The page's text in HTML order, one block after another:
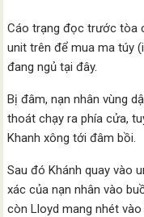
Cáo trạng đọc trước tòa
unit trên để mua ma túy
đang ngủ tại đây.
Bị đâm, nạn nhân vùng
thoát chạy ra phía cửa,
Khanh xông tới đâm bồi.
Sau đó Khánh quay vào
xác của nạn nhân vào
còn Lloyd mang nhét